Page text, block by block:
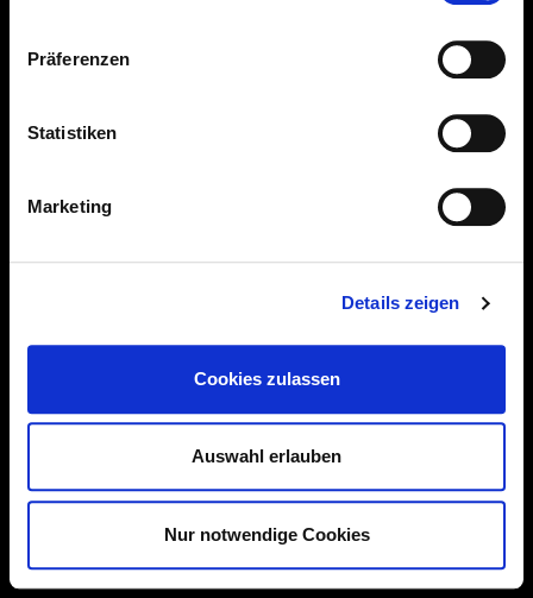
Präferenzen
Statistiken
Marketing
Details zeigen
Cookies zulassen
Auswahl erlauben
Nur notwendige Cookies